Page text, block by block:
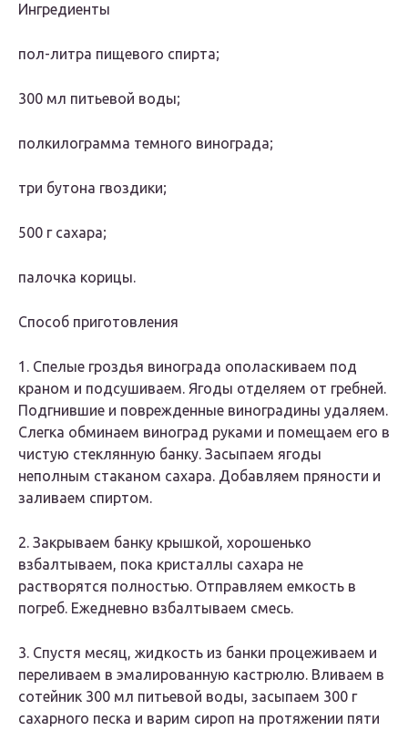
Ингредиенты
пол-литра пищевого спирта;
300 мл питьевой воды;
полкилограмма темного винограда;
три бутона гвоздики;
500 г сахара;
палочка корицы.
Способ приготовления
1. Спелые гроздья винограда ополаскиваем под
краном и подсушиваем. Ягоды отделяем от гребней.
Подгнившие и поврежденные виноградины удаляем.
Слегка обминаем виноград руками и помещаем его в
чистую стеклянную банку. Засыпаем ягоды
неполным стаканом сахара. Добавляем пряности и
заливаем спиртом.
2. Закрываем банку крышкой, хорошенько
взбалтываем, пока кристаллы сахара не
растворятся полностью. Отправляем емкость в
погреб. Ежедневно взбалтываем смесь.
3. Спустя месяц, жидкость из банки процеживаем и
переливаем в эмалированную кастрюлю. Вливаем в
сотейник 300 мл питьевой воды, засыпаем 300 г
сахарного песка и варим сироп на протяжении пяти